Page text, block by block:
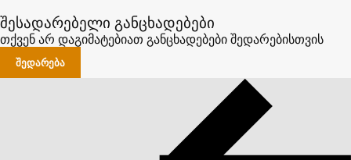
შესადარებელი განცხადებები
თქვენ არ დაგიმატებიათ განცხადებები შედარებისთვის
ᲨᲔᲓᲐᲠᲔᲑᲐ